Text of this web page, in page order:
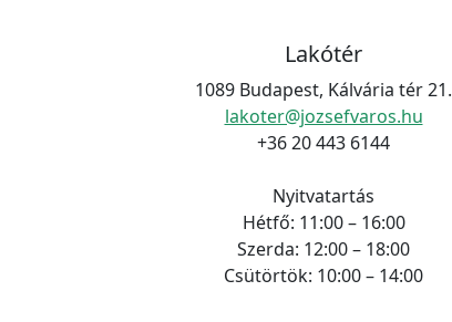
Lakótér
1089 Budapest, Kálvária tér 21.
lakoter@jozsefvaros.hu
+36 20 443 6144
Nyitvatartás
Hétfő: 11:00 – 16:00
Szerda: 12:00 – 18:00
Csütörtök: 10:00 – 14:00